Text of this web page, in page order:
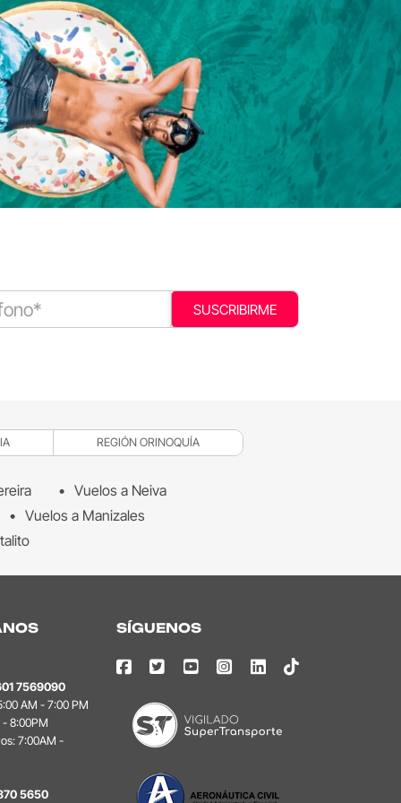
SUSCRIBIRME
REGIÓN ORINOQUÍA
Vuelos a Neiva
Vuelos a Manizales
7569090
AM - 7:00 PM
8:00PM
7:00AM -
5650
SÍGUENOS